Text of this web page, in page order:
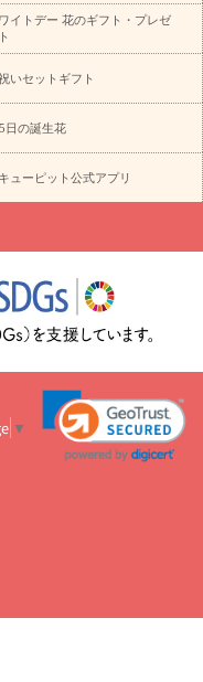
え
世界初の青色胡蝶蘭
プリザーブドフラワー
ギフト
セミオーダー
花とみどりのeギフト
イエローオレンジ
レッ
キキョウ
・4000円～
お祝い・
・ 10000円～
お供え・お
祝いを贈るときのマナー・
一覧
誕生日のお花を「色
相場
出産祝いお役立ち情
花のマナー総まとめ
職
開店祝いの花 選び方ガイ
出量削減 / SDGsを考える
イトデー 花のギフト・プレゼ
いセットギフト
日の誕生花
ューピット公式アプリ
▼